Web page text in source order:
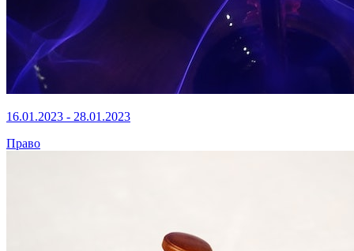
16.01.2023 - 28.01.2023
Право